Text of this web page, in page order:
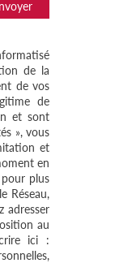
de la
de vos
de
et sont
», vous
et
en
pour plus
Réseau,
adresser
au
ici :